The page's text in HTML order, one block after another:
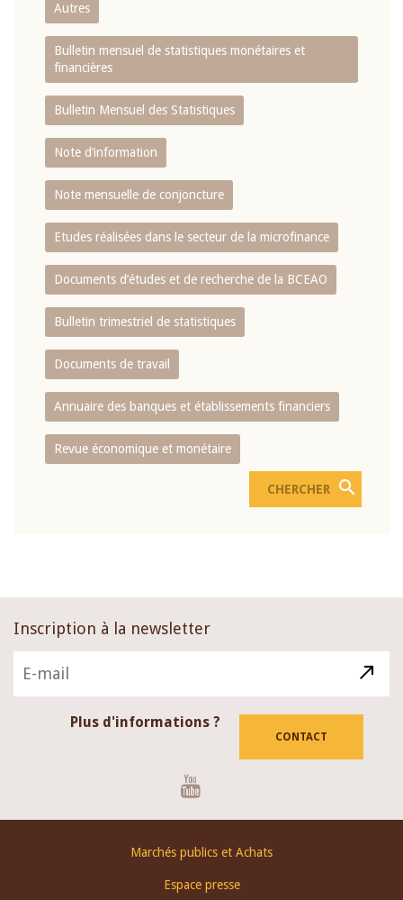
Autres
Bulletin mensuel de statistiques monétaires et
financières
Bulletin Mensuel des Statistiques
Note d’information
Note mensuelle de conjoncture
Etudes réalisées dans le secteur de la microfinance
Documents d’études et de recherche de la BCEAO
Bulletin trimestriel de statistiques
Documents de travail
Annuaire des banques et établissements financiers
Revue économique et monétaire
Inscription à la newsletter
Plus d'informations ?
CONTACT
Marchés publics et Achats
Espace presse